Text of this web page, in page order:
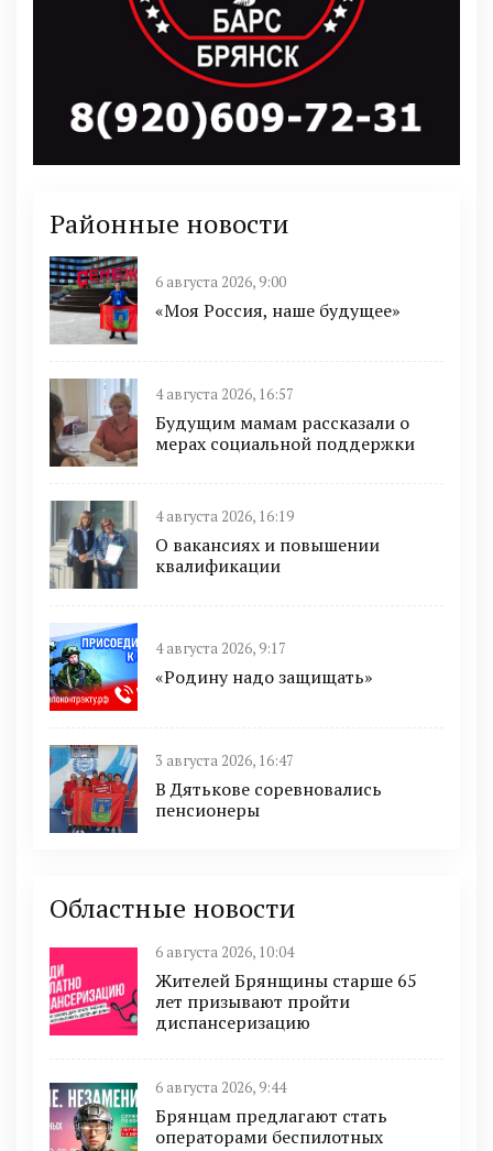
Районные новости
6 августа 2026, 9:00
«Моя Россия, наше будущее»
4 августа 2026, 16:57
Будущим мамам рассказали о
мерах социальной поддержки
4 августа 2026, 16:19
О вакансиях и повышении
квалификации
4 августа 2026, 9:17
«Родину надо защищать»
3 августа 2026, 16:47
В Дятькове соревновались
пенсионеры
Областные новости
6 августа 2026, 10:04
Жителей Брянщины старше 65
лет призывают пройти
диспансеризацию
6 августа 2026, 9:44
Брянцам предлагают cтать
оперaтoрами бeспилотных